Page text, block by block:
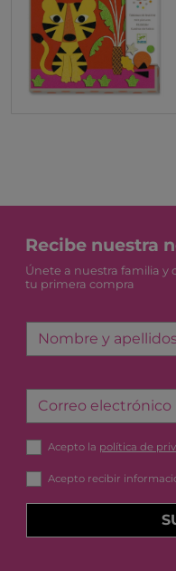
Recibe nuestra
Únete a nuestra familia y
tu primera compra
Nombre y
Correo electrónico
Acepto la política de
Acepto recibir